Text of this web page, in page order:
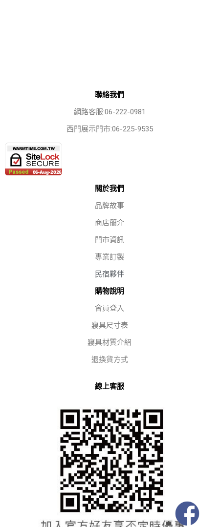
聯絡我們
網路客服:06-222-0981
西門展示門市:06-225-9535
關於我們
品牌故事
商店簡介
門市資訊
專業訂製
民宿夥伴
購物說明
會員登入
寢具尺寸表
寢具材質介紹
退換貨方式
線上客服